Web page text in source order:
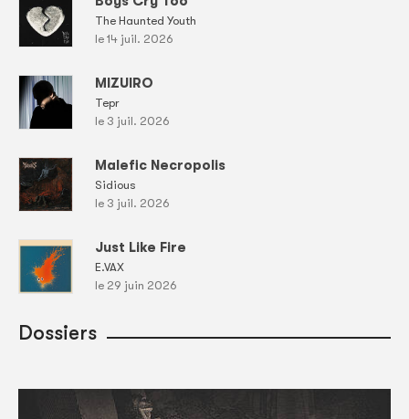
The Haunted Youth
le 14 juil. 2026
MIZUIRO
Tepr
le 3 juil. 2026
Malefic Necropolis
Sidious
le 3 juil. 2026
Just Like Fire
E.VAX
le 29 juin 2026
Dossiers